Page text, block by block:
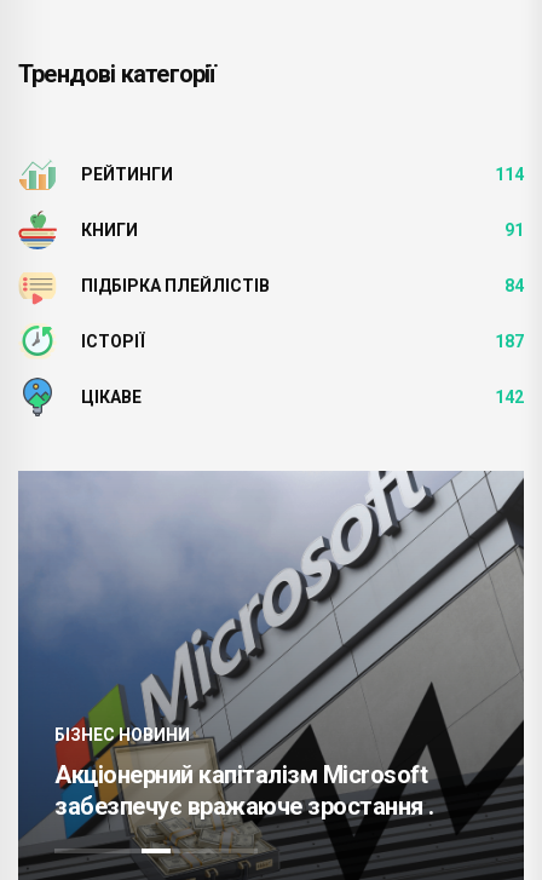
Трендові категорії
РЕЙТИНГИ 114
КНИГИ 91
ПІДБІРКА ПЛЕЙЛІСТІВ 84
ІСТОРІЇ 187
ЦІКАВЕ 142
БІЗНЕС НОВИНИ
Акціонерний капіталізм Microsoft
забезпечує вражаюче зростання .